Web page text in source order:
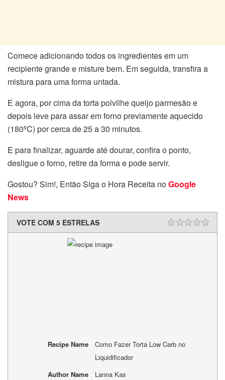
Comece adicionando todos os ingredientes em um
recipiente grande e misture bem. Em seguida, transfira a
mistura para uma forma untada.
E agora, por cima da torta polvilhe queijo parmesão e
depois leve para assar em forno previamente aquecido
(180ºC) por cerca de 25 a 30 minutos.
E para finalizar, aguarde até dourar, confira o ponto,
desligue o forno, retire da forma e pode servir.
Gostou? Sim!, Então Siga o Hora Receita noGoogle
News
VOTE COM 5 ESTRELAS
Recipe Name
Como Fazer Torta Low Carb no
Liquidificador
Author Name
Lanna Kas